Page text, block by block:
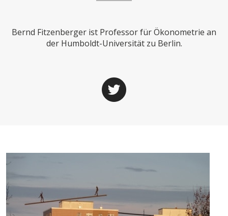
SUCHE
ABO/LOGIN
ECONOMISTS FOR FUTURE
DEUTSCHLAND
Bernd Fitzenberger ist Professor für Ökonometrie an
der Humboldt-Universität zu Berlin.